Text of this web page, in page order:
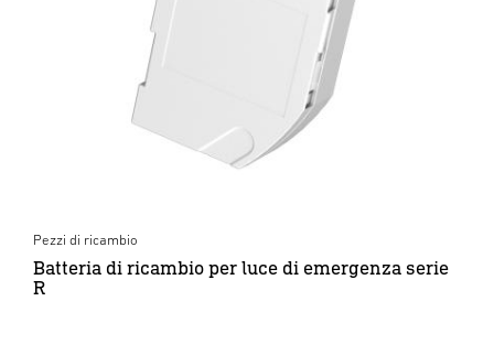
Pezzi di ricambio
Batteria di ricambio per luce di emergenza serie
R